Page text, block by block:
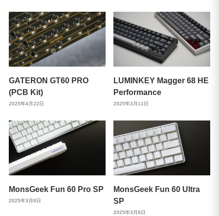
GATERON GT60 PRO
(PCB Kit)
2025年4月22日
LUMINKEY Magger 68 HE
Performance
2025年3月11日
MonsGeek Fun 60 Pro SP
2025年3月8日
MonsGeek Fun 60 Ultra
SP
2025年3月8日